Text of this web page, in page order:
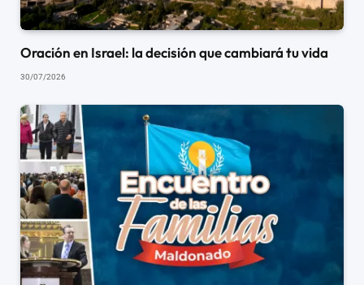
Oración en Israel: la decisión que cambiará tu vida
30/07/2026